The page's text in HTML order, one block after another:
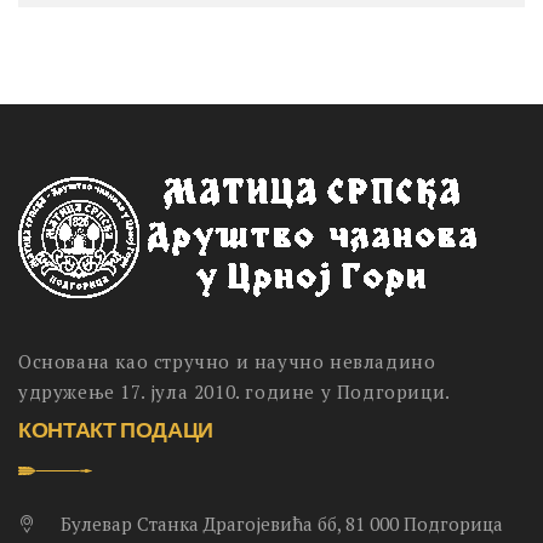
Основана као стручно и научно невладино
удружење 17. јула 2010. године у Подгорици.
КОНТАКТ ПОДАЦИ
Булевар Станка Драгојевића бб, 81 000 Подгорица